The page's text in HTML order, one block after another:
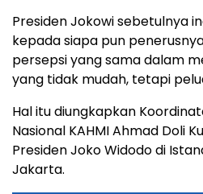
Presiden Jokowi sebetulnya
kepada siapa pun
persepsi yang sama dalam
yang tidak mudah, tetapi
Hal itu diungkapkan
Nasional KAHMI Ahmad Doli
Presiden Joko Widodo di
Jakarta.